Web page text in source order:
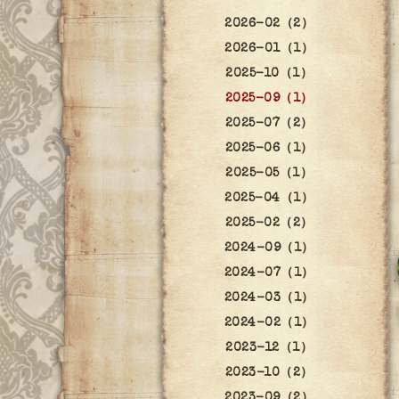
2026-02（2）
2026-01（1）
2025-10（1）
2025-09（1）
2025-07（2）
2025-06（1）
2025-05（1）
2025-04（1）
2025-02（2）
2024-09（1）
2024-07（1）
2024-03（1）
2024-02（1）
2023-12（1）
2023-10（2）